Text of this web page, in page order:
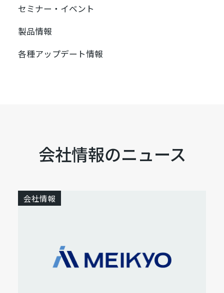
セミナー・イベント
製品情報
各種アップデート情報
会社情報のニュース
会社情報